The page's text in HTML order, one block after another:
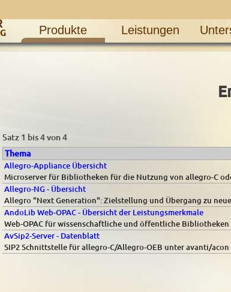
Produkte Leistungen
Satz 1 bis 4 von 4
Thema
Allegro-Appliance Übersicht
Microserver für Bibliotheken für die Nutzung von allegro-C
Allegro-NG - Übersicht
Allegro "Next Generation": Zielstellung und Übergang zu
AndoLib Web-OPAC - Übersicht der Leistungsmerkmale
Web-OPAC für wissenschaftliche und öffentliche Bibliotheken
AvSip2-Server - Datenblatt
SIP2 Schnittstelle für allegro-C/Allegro-OEB unter avanti/